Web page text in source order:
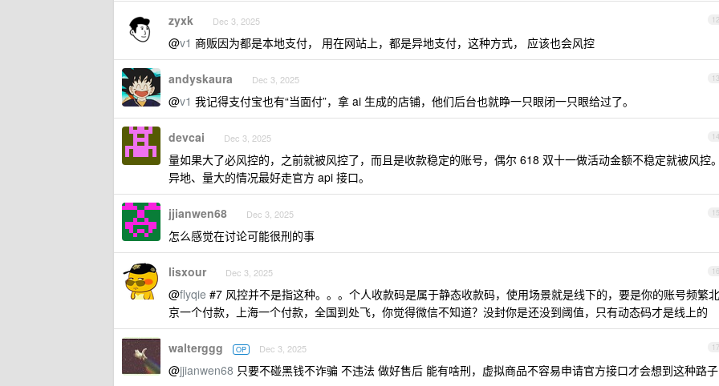
12
zyxk Dec 3, 2025
@v1 商贩因为都是本地支付， 用在网站上，都是异地支付，这种方式， 应该也会风控
13
andyskaura Dec 3, 2025
@v1 我记得支付宝也有“当面付”，拿 ai 生成的店铺，他们后台也就睁一只眼闭一只眼给过了。
14
devcai Dec 3, 2025
量如果大了必风控的，之前就被风控了，而且是收款稳定的账号，偶尔 618 双十一做活动金额不稳定就被风控。
异地、量大的情况最好走官方 api 接口。
15
jjianwen68 Dec 3, 2025
怎么感觉在讨论可能很刑的事
16
lisxour Dec 3, 2025
@flyqie #7 风控并不是指这种。。。个人收款码是属于静态收款码，使用场景就是线下的，要是你的账号频繁北
京一个付款，上海一个付款，全国到处飞，你觉得微信不知道？没封你是还没到阈值，只有动态码才是线上的
17
walterggg OP Dec 3, 2025
@jjianwen68 只要不碰黑钱不诈骗 不违法 做好售后 能有啥刑，虚拟商品不容易申请官方接口才会想到这种路子